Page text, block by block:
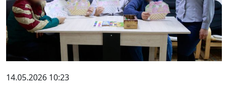
14.05.2026 10:23